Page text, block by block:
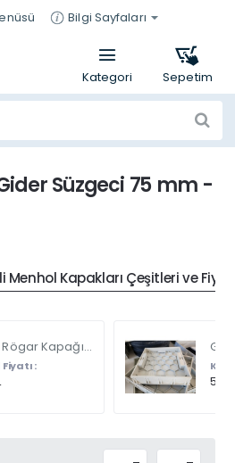
Bilgi Sayfaları
Süzgeci 75 mm -
Menhol Kapakları Çeşitleri ve
Gömme Rögar Kapağı - Seramik - Fayans Ve Mermer Zeminlerde - Gizli Çerçeve Kapak Çift Kulplu 45 X 45
: KDV